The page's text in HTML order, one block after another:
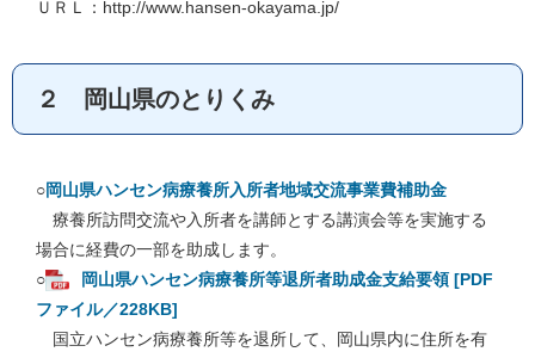
​ＵＲＬ：http://www.hansen-okayama.jp/
２ 岡山県のとりくみ
○岡山県ハンセン病療養所入所者地域交流事業費補助金
療養所訪問交流や入所者を講師とする講演会等を実施する
場合に経費の一部を助成します。
○
岡山県ハンセン病療養所等退所者助成金支給要領 [PDF
ファイル／228KB]
国立ハンセン病療養所等を退所して、岡山県内に住所を有